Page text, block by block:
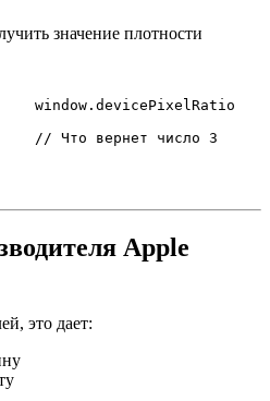
значение плотности
window.
devicePixelRatio
// Что вернет число 3
Apple
это дает: